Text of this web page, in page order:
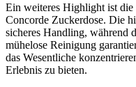
Ein weiteres Highlight ist
Concorde Zuckerdose. Die
sicheres Handling, während
mühelose Reinigung
das Wesentliche
Erlebnis zu bieten.